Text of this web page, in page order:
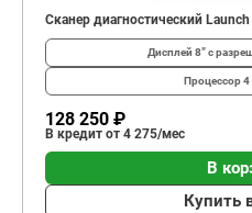
Сканер диагностический
Дисплей 8” с
Процессор4
128 250 ₽
В кредит от 4 275/мес
В
Купить